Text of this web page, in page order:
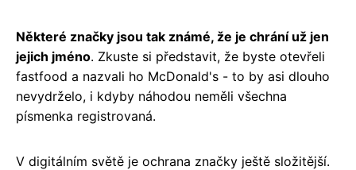
Některé značky jsou tak známé, že je chrání už jen
jejich jméno. Zkuste si představit, že byste otevřeli
fastfood a nazvali ho McDonald's - to by asi dlouho
nevydrželo, i kdyby náhodou neměli všechna
písmenka registrovaná.
V digitálním světě je ochrana značky ještě složitější.